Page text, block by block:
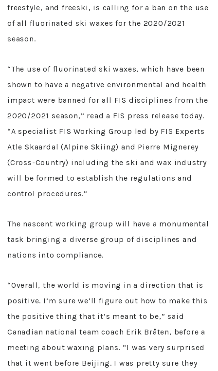
freestyle, and freeski, is calling for a ban on the use
of all fluorinated ski waxes for the 2020/2021
season.
“The use of fluorinated ski waxes, which have been
shown to have a negative environmental and health
impact were banned for all FIS disciplines from the
2020/2021 season,” read a FIS press release today.
“A specialist FIS Working Group led by FIS Experts
Atle Skaardal (Alpine Skiing) and Pierre Mignerey
(Cross-Country) including the ski and wax industry
will be formed to establish the regulations and
control procedures.”
The nascent working group will have a monumental
task bringing a diverse group of disciplines and
nations into compliance.
“Overall, the world is moving in a direction that is
positive. I’m sure we’ll figure out how to make this
the positive thing that it’s meant to be,” said
Canadian national team coach Erik Bråten, before a
meeting about waxing plans. “I was very surprised
that it went before Beijing. I was pretty sure they